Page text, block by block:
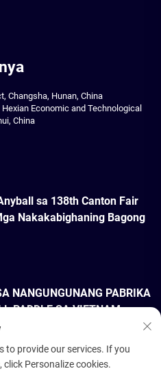
Changsha, Hunan, China
Economic and Technological
China
sa 138th Canton Fair
Nakakabighaning Bagong
NANGUNGUNANG PABRIKA
PADDLE SA VIETNAM
Co., Ltd. Beijing. Nakareserba
to provide our services. If you
Personalize cookies.